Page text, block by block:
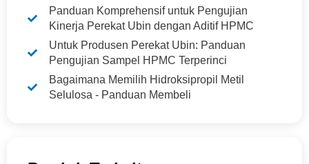
Panduan Komprehensif untuk Pengujian
Kinerja Perekat Ubin dengan Aditif HPMC
Untuk Produsen Perekat Ubin: Panduan
Pengujian Sampel HPMC Terperinci
Bagaimana Memilih Hidroksipropil Metil
Selulosa - Panduan Membeli